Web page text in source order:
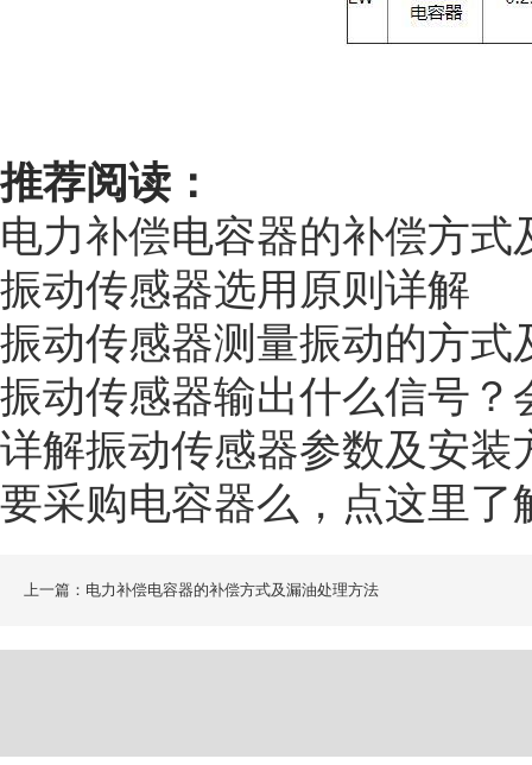
推荐阅读：
电力补偿电容器的补偿方式
振动传感器选用原则详解
振动传感器测量振动的方式
振动传感器输出什么信号
详解振动传感器参数及安装
要采购电容器么，点这里了
上一篇：电力补偿电容器的补偿方式及漏油处理方法